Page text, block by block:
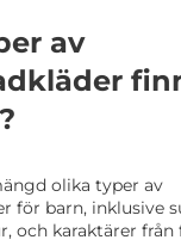
av
olika typer av
för barn, inklusive
och karaktärer från